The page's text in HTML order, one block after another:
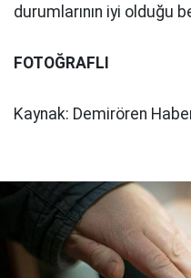
durumlarının iyi olduğu
FOTOĞRAFLI
Kaynak: Demirören